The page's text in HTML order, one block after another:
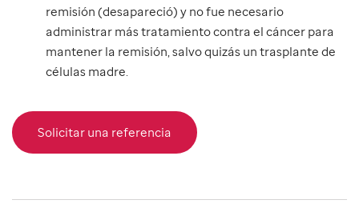
remisión (desapareció) y no fue necesario
administrar más tratamiento contra el cáncer para
mantener la remisión, salvo quizás un trasplante de
células madre.
Solicitar una referencia